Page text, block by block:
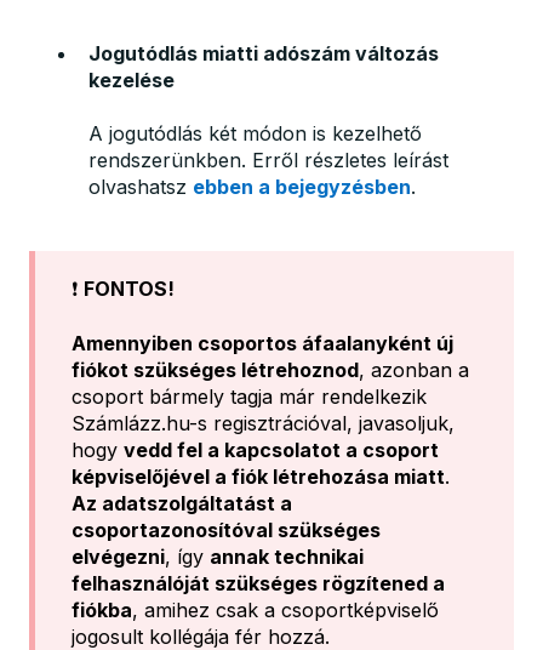
Jogutódlás miatti adószám változás
kezelése
A jogutódlás két módon is kezelhető
rendszerünkben. Erről részletes leírást
olvashatsz ebben a bejegyzésben.
❗ FONTOS!
Amennyiben csoportos áfaalanyként új
fiókot szükséges létrehoznod, azonban a
csoport bármely tagja már rendelkezik
Számlázz.hu-s regisztrációval, javasoljuk,
hogy vedd fel a kapcsolatot a csoport
képviselőjével a fiók létrehozása miatt.
Az adatszolgáltatást a
csoportazonosítóval szükséges
elvégezni, így annak technikai
felhasználóját szükséges rögzítened a
fiókba, amihez csak a csoportképviselő
jogosult kollégája fér hozzá.